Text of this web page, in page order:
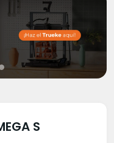
S